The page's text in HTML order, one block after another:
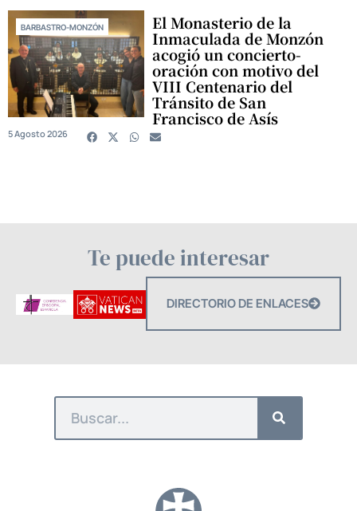
BARBASTRO-MONZÓN El Monasterio de la
Inmaculada de Monzón
acogió un concierto-
oración con motivo del
VIII Centenario del
Tránsito de San
Francisco de Asís
5 Agosto 2026
Te puede interesar
DIRECTORIO DE ENLACES